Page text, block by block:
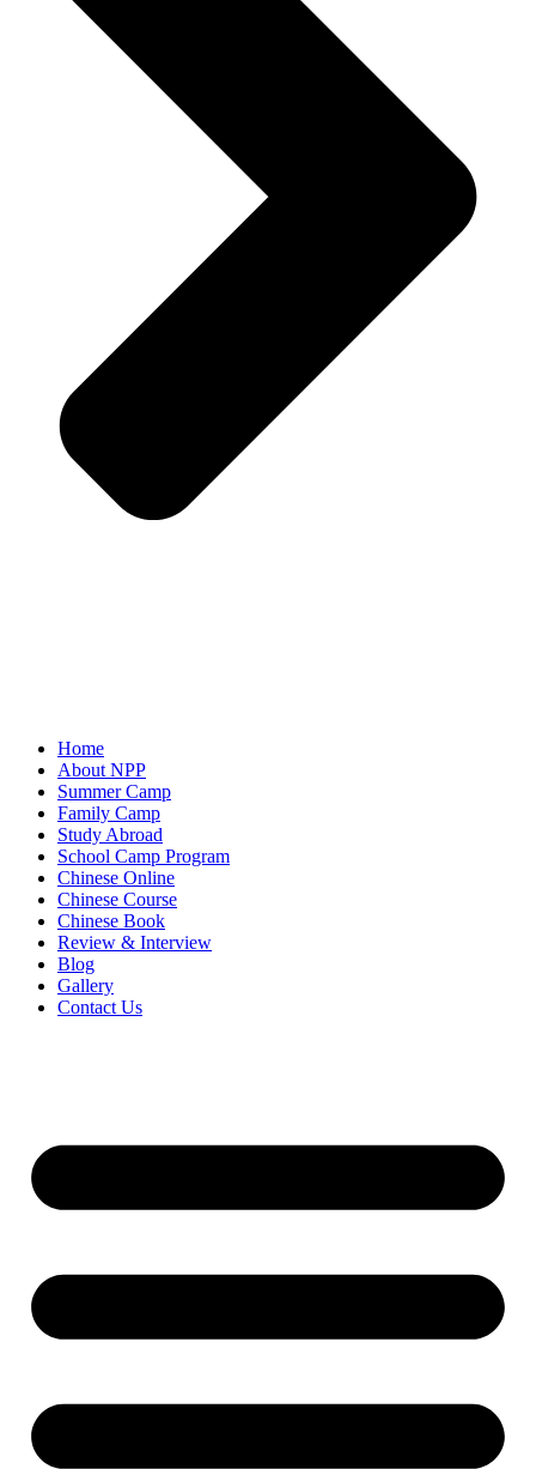
Home
About NPP
Summer Camp
Family Camp
Study Abroad
School Camp Program
Chinese Online
Chinese Course
Chinese Book
Review & Interview
Blog
Gallery
Contact Us